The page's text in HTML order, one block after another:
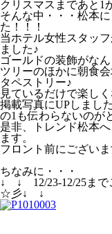
クリスマスまであと1
そんな中・・・松本
た！！！
当ホテル女性スタッ
ました♪
ゴールドの装飾がな
ツリーのほかに朝食
タペストリー♪
見ているだけで楽し
掲載写真にUPしまし
の1も伝わらないのが
是非、トレンド松本
ます。
フロント前にござい
ちなみに・・・
↓ ↓ 12/23-12/25まで
☆彡↓ ↓